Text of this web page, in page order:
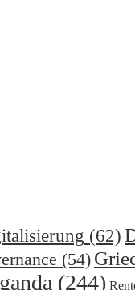
(62)
(54)
(244)